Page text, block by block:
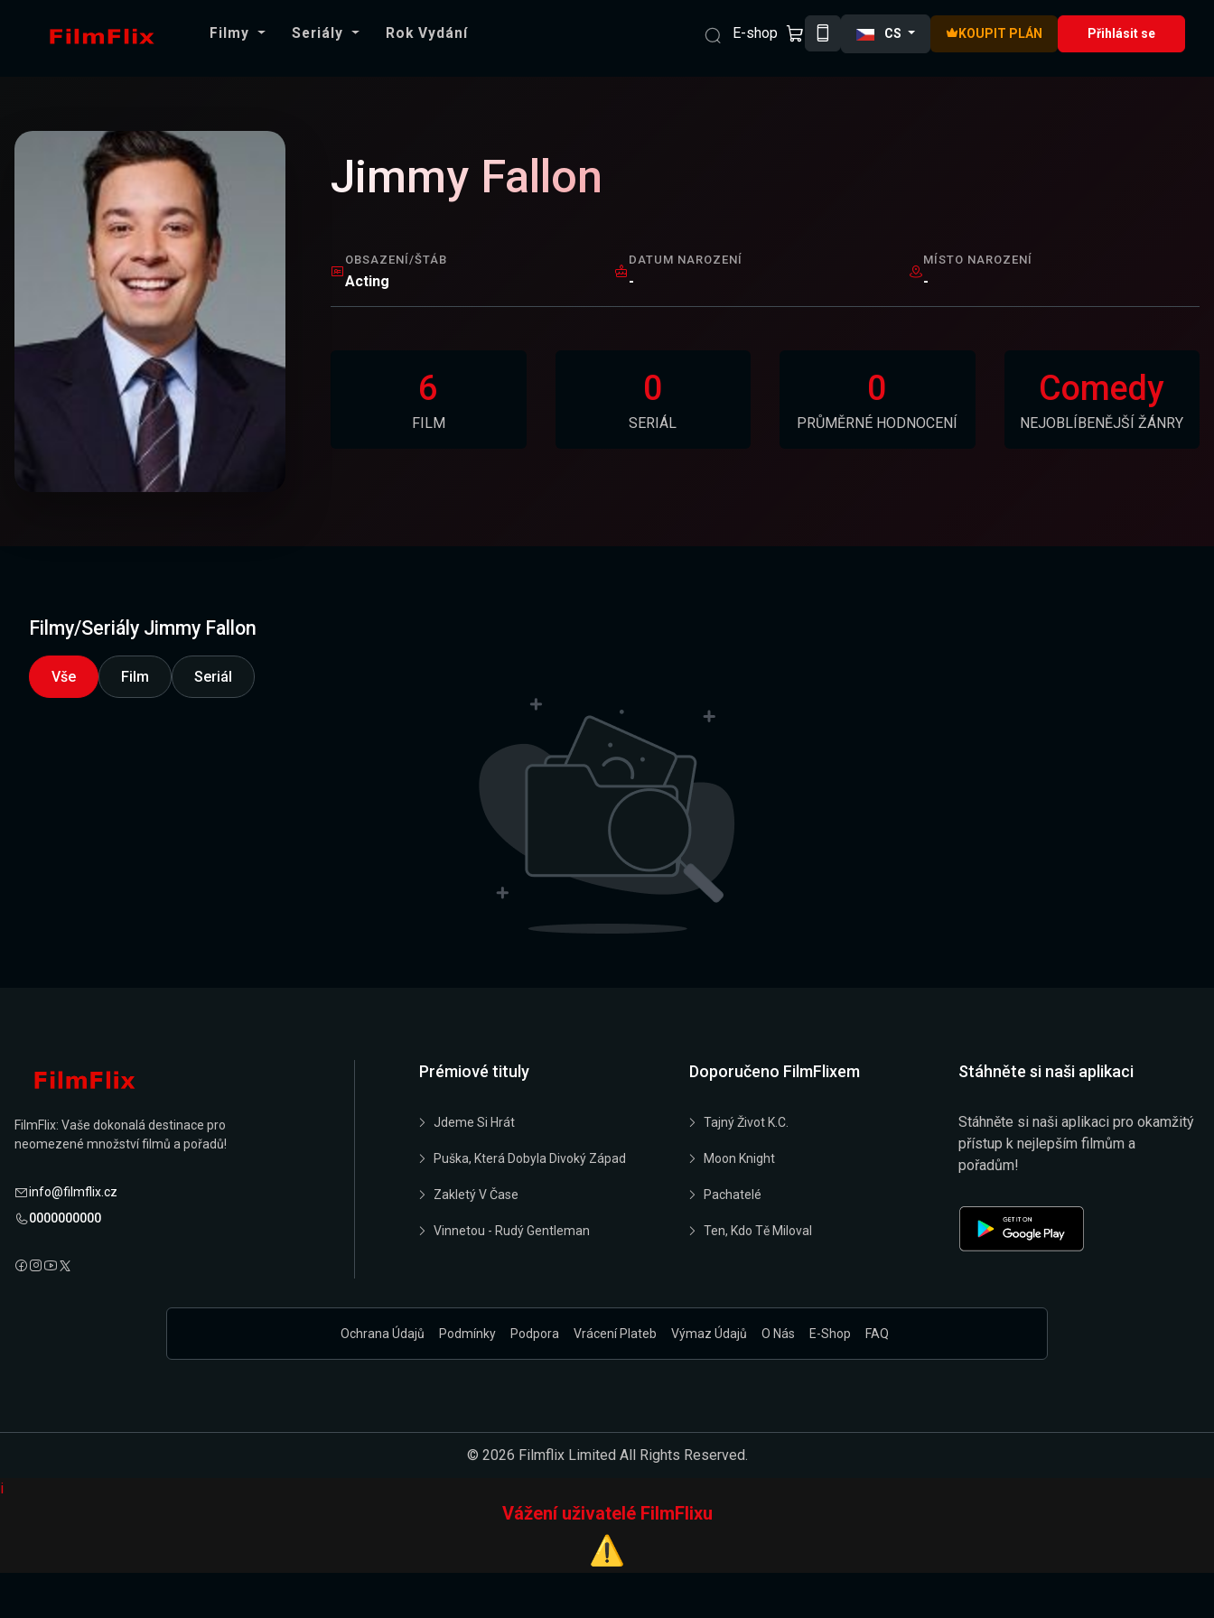
Filmy Seriály Rok Vydání E-shop CS KOUPIT PLÁN Přihlásit se
Jimmy Fallon
OBSAZENÍ/ŠTÁB
Acting
DATUM NAROZENÍ
-
MÍSTO NAROZENÍ
-
6
FILM
0
SERIÁL
0
PRŮMĚRNÉ HODNOCENÍ
Comedy
NEJOBLÍBENĚJŠÍ ŽÁNRY
Filmy/Seriály Jimmy Fallon
Vše Film Seriál
FilmFlix: Vaše dokonalá destinace pro
neomezené množství filmů a pořadů!
info@filmflix.cz
0000000000
Prémiové tituly
Jdeme Si Hrát
Puška, Která Dobyla Divoký Západ
Zakletý V Čase
Vinnetou - Rudý Gentleman
Doporučeno FilmFlixem
Tajný Život K.C.
Moon Knight
Pachatelé
Ten, Kdo Tě Miloval
Stáhněte si naši aplikaci
Stáhněte si naši aplikaci pro okamžitý
přístup k nejlepším filmům a
pořadům!
Ochrana Údajů Podmínky Podpora Vrácení Plateb Výmaz Údajů O Nás E-Shop FAQ
© 2026 Filmflix Limited All Rights Reserved.
i
Vážení uživatelé FilmFlixu
⚠️